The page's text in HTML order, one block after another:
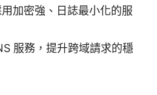
加密強、日誌最小化的服
服務，提升跨域請求的穩